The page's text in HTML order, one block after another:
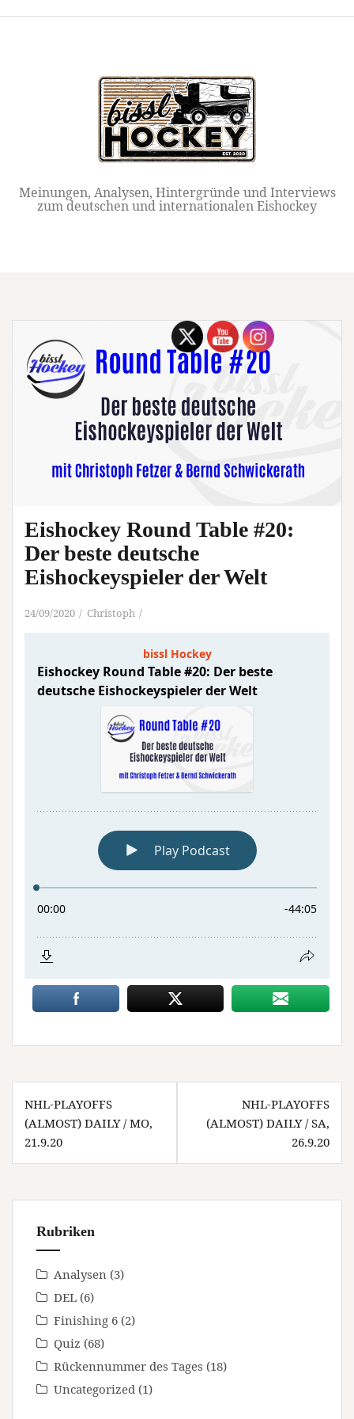
Meinungen, Analysen, Hintergründe und Interviews
zum deutschen und internationalen Eishockey
Eishockey Round Table #20:
Der beste deutsche
Eishockeyspieler der Welt
24/09/2020 Christoph
Beitragsnavigation
NHL-PLAYOFFS
(ALMOST) DAILY / MO,
21.9.20
NHL-PLAYOFFS
(ALMOST) DAILY / SA,
26.9.20
Rubriken
Analysen (3)
DEL (6)
Finishing 6 (2)
Quiz (68)
Rückennummer des Tages (18)
Uncategorized (1)